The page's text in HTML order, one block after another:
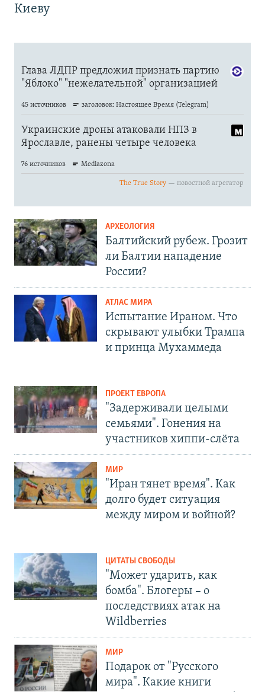
Киеву
АРХЕОЛОГИЯ
Балтийский рубеж. Грозит
ли Балтии нападение
России?
АТЛАС МИРА
Испытание Ираном. Что
скрывают улыбки Трампа
и принца Мухаммеда
ПРОЕКТ ЕВРОПА
"Задерживали целыми
семьями". Гонения на
участников хиппи-слёта
МИР
"Иран тянет время". Как
долго будет ситуация
между миром и войной?
ЦИТАТЫ СВОБОДЫ
"Может ударить, как
бомба". Блогеры – о
последствиях атак на
Wildberries
МИР
Подарок от "Русского
мира". Какие книги